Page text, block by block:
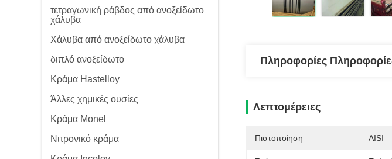
τετραγωνική ράβδος από ανοξείδωτο
χάλυβα
Χάλυβα από ανοξείδωτο χάλυβα
διπλό ανοξείδωτο
Κράμα Hastelloy
Άλλες χημικές ουσίες
Κράμα Monel
Νιτρονικό κράμα
Πληροφορίες
Λεπτομέρειες
Πιστοποίηση AISI